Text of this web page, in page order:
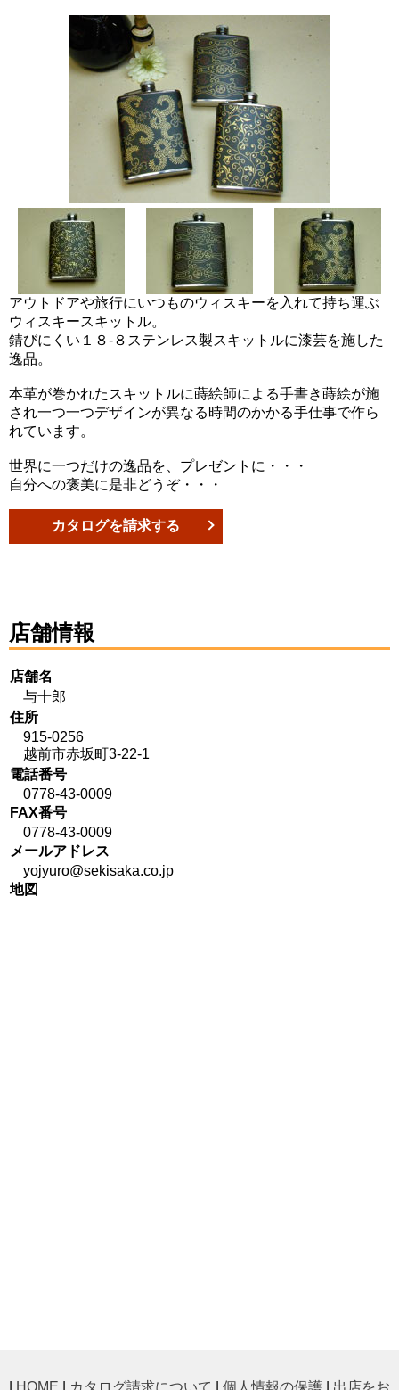
アウトドアや旅行にいつものウィスキーを入れて持ち運ぶ
ウィスキースキットル。
錆びにくい１８-８ステンレス製スキットルに漆芸を施した
逸品。
本革が巻かれたスキットルに蒔絵師による手書き蒔絵が施
され一つ一つデザインが異なる時間のかかる手仕事で作ら
れています。
世界に一つだけの逸品を、プレゼントに・・・
自分への褒美に是非どうぞ・・・
カタログを請求する
店舗情報
店舗名
与十郎
住所
915-0256
越前市赤坂町3-22-1
電話番号
0778-43-0009
FAX番号
0778-43-0009
メールアドレス
yojyuro@sekisaka.co.jp
地図